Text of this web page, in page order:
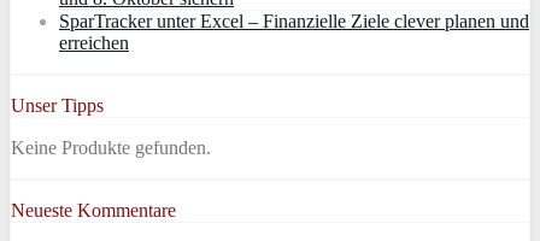
SparTracker unter Excel – Finanzielle Ziele clever planen und
erreichen
Unser Tipps
Keine Produkte gefunden.
Neueste Kommentare